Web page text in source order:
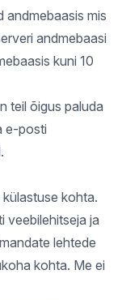
andmebaasis mis
andmebaasi
kuni 10
teil õigus paluda
e-posti
kohta.
veebilehitseja ja
lehtede
kohta. Me ei